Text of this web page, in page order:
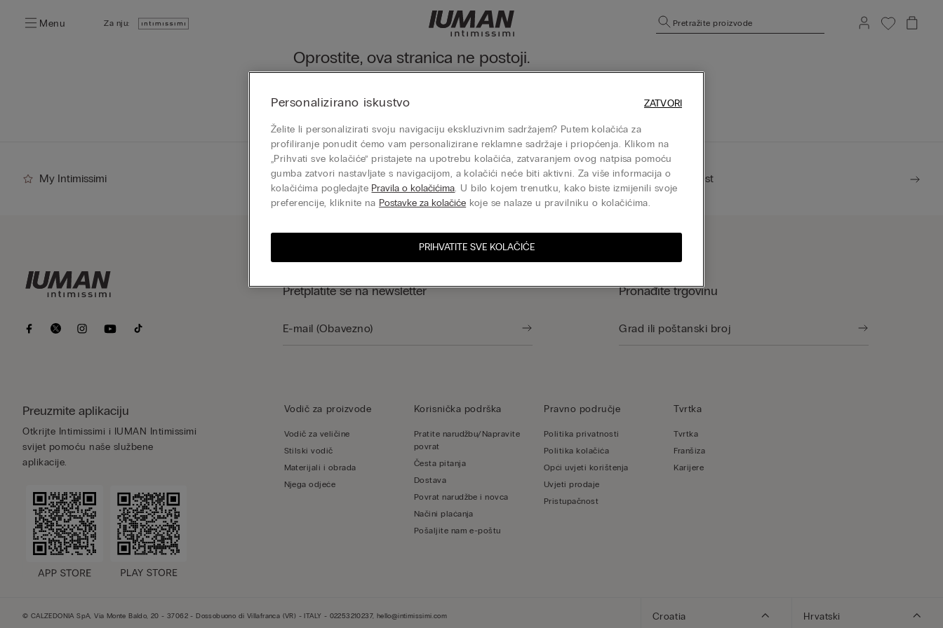
Menu Za nju: Pretražite proizvode
Oprostite, ova stranica ne postoji.
My Intimissimi Darovna kartica Održivost
Preuzmite aplikaciju
Otkrijte Intimissimi i IUMAN Intimissimi
svijet pomoću naše službene
aplikacije.
Pretplatite se na newsletter Pronađite trgovinu
Vodič za proizvode
Vodič za veličine
Stilski vodič
Materijali i obrada
Njega odjeće
Korisnička podrška
Pratite narudžbu/Napravite
povrat
Česta pitanja
Dostava
Povrat narudžbe i novca
Načini plaćanja
Pošaljite nam e-poštu
Pravno područje
Politika privatnosti
Politika kolačića
Opći uvjeti korištenja
Uvjeti prodaje
Pristupačnost
Tvrtka
Tvrtka
Franšiza
Karijere
© CALZEDONIA SpA, Via Monte Baldo, 20 - 37062 - Dossobuono di Villafranca (VR) - ITALY - 02253210237, hello@intimissimi.com Croatia Hrvatski
Personalizirano iskustvo
Želite li personalizirati svoju navigaciju ekskluzivnim sadržajem? Putem kolačića za
profiliranje ponudit ćemo vam personalizirane reklamne sadržaje i priopćenja. Klikom na
„Prihvati sve kolačiće” pristajete na upotrebu kolačića, zatvaranjem ovog natpisa pomoću
gumba zatvori nastavljate s navigacijom, a kolačići neće biti aktivni. Za više informacija o
kolačićima pogledajte Pravila o kolačićima. U bilo kojem trenutku, kako biste izmijenili svoje
preferencije, kliknite na Postavke za kolačiće koje se nalaze u pravilniku o kolačićima.
PRIHVATITE SVE KOLAČIĆE
ZATVORI